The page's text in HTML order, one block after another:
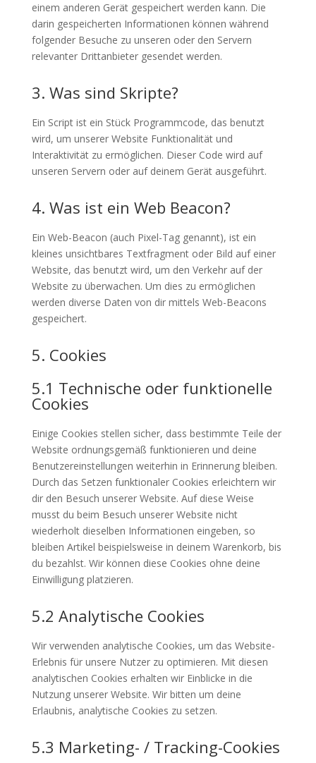
einem anderen Gerät gespeichert werden kann. Die
darin gespeicherten Informationen können während
folgender Besuche zu unseren oder den Servern
relevanter Drittanbieter gesendet werden.
3. Was sind Skripte?
Ein Script ist ein Stück Programmcode, das benutzt
wird, um unserer Website Funktionalität und
Interaktivität zu ermöglichen. Dieser Code wird auf
unseren Servern oder auf deinem Gerät ausgeführt.
4. Was ist ein Web Beacon?
Ein Web-Beacon (auch Pixel-Tag genannt), ist ein
kleines unsichtbares Textfragment oder Bild auf einer
Website, das benutzt wird, um den Verkehr auf der
Website zu überwachen. Um dies zu ermöglichen
werden diverse Daten von dir mittels Web-Beacons
gespeichert.
5. Cookies
5.1 Technische oder funktionelle
Cookies
Einige Cookies stellen sicher, dass bestimmte Teile der
Website ordnungsgemäß funktionieren und deine
Benutzereinstellungen weiterhin in Erinnerung bleiben.
Durch das Setzen funktionaler Cookies erleichtern wir
dir den Besuch unserer Website. Auf diese Weise
musst du beim Besuch unserer Website nicht
wiederholt dieselben Informationen eingeben, so
bleiben Artikel beispielsweise in deinem Warenkorb, bis
du bezahlst. Wir können diese Cookies ohne deine
Einwilligung platzieren.
5.2 Analytische Cookies
Wir verwenden analytische Cookies, um das Website-
Erlebnis für unsere Nutzer zu optimieren. Mit diesen
analytischen Cookies erhalten wir Einblicke in die
Nutzung unserer Website. Wir bitten um deine
Erlaubnis, analytische Cookies zu setzen.
5.3 Marketing- / Tracking-Cookies